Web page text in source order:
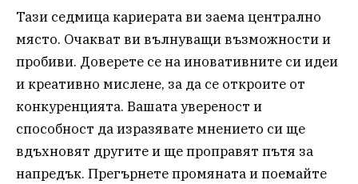
Тази седмица кариерата ви заема централно
място. Очакват ви вълнуващи възможности и
пробиви. Доверете се на иновативните си идеи
и креативно мислене, за да се откроите от
конкуренцията. Вашата увереност и
способност да изразявате мнението си ще
вдъхновят другите и ще проправят пътя за
напредък. Прегърнете промяната и поемайте